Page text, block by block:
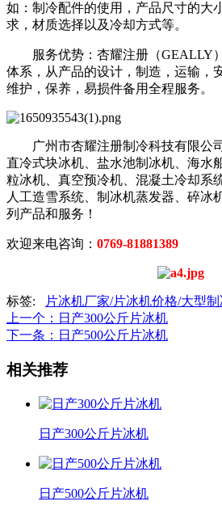
如：制冷配件的使用，产品尺寸的大
求，材质选择以及冷却方式等。
服务优势：杏耀注册（GEALLY
体系，从产品的设计，制造，运输，
维护，保养，易损件备用全程服务。
广州市杏耀注册制冷科技有限公司
直冷式块冰机、盐水池制冰机、海水
粒冰机、真空预冷机、混凝土冷却系
人工造雪系统、制冰机蒸发器、碎冰
列产品和服务！
欢迎来电咨询： 0769-81881389
标签:
片冰机厂家/片冰机价格/大型
上一个 ：日产300公斤片冰机
下一条 ：日产500公斤片冰机
相关推荐
日产300公斤片冰机
日产500公斤片冰机